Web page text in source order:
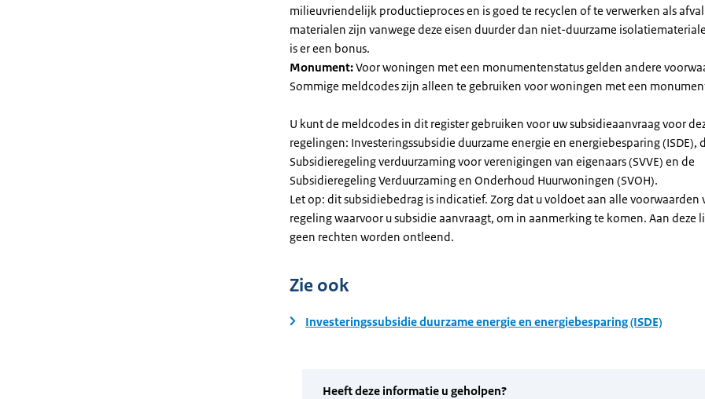
milieuvriendelijk productieproces en is goed te recyclen of te verwerken als
materialen zijn vanwege deze eisen duurder dan niet-duurzame
is er een bonus.
Monument:Voor woningen met een monumentenstatus gelden andere
Sommige meldcodes zijn alleen te gebruiken voor woningen met een
U kunt de meldcodes in dit register gebruiken voor uw subsidieaanvraag voor
regelingen: Investeringssubsidie duurzame energie en energiebesparing (ISDE),
Subsidieregeling verduurzaming voor verenigingen van eigenaars (SVVE) en de
Subsidieregeling Verduurzaming en Onderhoud Huurwoningen (SVOH).
Let op: dit subsidiebedrag is indicatief. Zorg dat u voldoet aan alle voorwaarden
regeling waarvoor u subsidie aanvraagt, om in aanmerking te komen. Aan deze
geen rechten worden ontleend.
Zie ook
Investeringssubsidie duurzame energie en energiebesparing (ISDE)